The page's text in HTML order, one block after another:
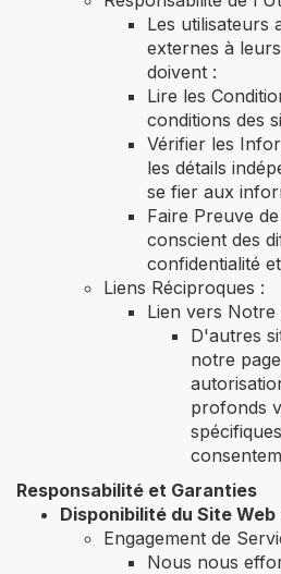
Les utilisateurs
externes à
doivent :
Lire les
conditions des
Vérifier les
les détails
se fier aux
Faire Preuve
conscient des
confidentialité
Liens Réciproques :
Lien vers Notre
D'autres
notre
profonds
Responsabilité et Garanties
Disponibilité du Site Web
Engagement de
Nous nous